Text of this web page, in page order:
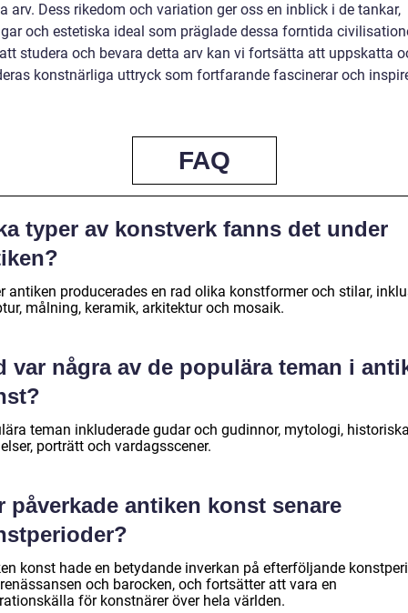
arv. Dess rikedom och variation ger oss en inblick i de tankar,
och estetiska ideal som präglade dessa forntida
studera och bevara detta arv kan vi fortsätta att uppskatta
konstnärliga uttryck som fortfarande fascinerar och
FAQ
typer av konstverk fanns det under
antiken producerades en rad olika konstformer och stilar,
målning, keramik, arkitektur och mosaik.
var några av de populära teman i
teman inkluderade gudar och gudinnor, mytologi,
porträtt och vardagsscener.
påverkade antiken konst senare
konst hade en betydande inverkan på efterföljande
och barocken, och fortsätter att vara en
för konstnärer över hela världen.